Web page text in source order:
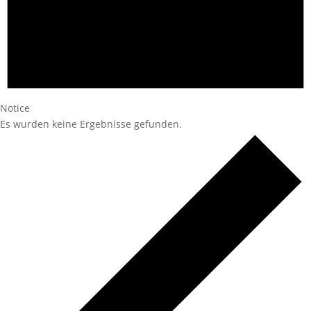
Notice
Es wurden keine Ergebnisse gefunden.